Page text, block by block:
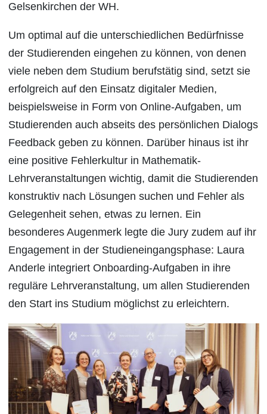
Gelsenkirchen der WH.
Um optimal auf die unterschiedlichen Bedürfnisse
der Studierenden eingehen zu können, von denen
viele neben dem Studium berufstätig sind, setzt sie
erfolgreich auf den Einsatz digitaler Medien,
beispielsweise in Form von Online-Aufgaben, um
Studierenden auch abseits des persönlichen Dialogs
Feedback geben zu können. Darüber hinaus ist ihr
eine positive Fehlerkultur in Mathematik-
Lehrveranstaltungen wichtig, damit die Studierenden
konstruktiv nach Lösungen suchen und Fehler als
Gelegenheit sehen, etwas zu lernen. Ein
besonderes Augenmerk legte die Jury zudem auf ihr
Engagement in der Studieneingangsphase: Laura
Anderle integriert Onboarding-Aufgaben in ihre
reguläre Lehrveranstaltung, um allen Studierenden
den Start ins Studium möglichst zu erleichtern.